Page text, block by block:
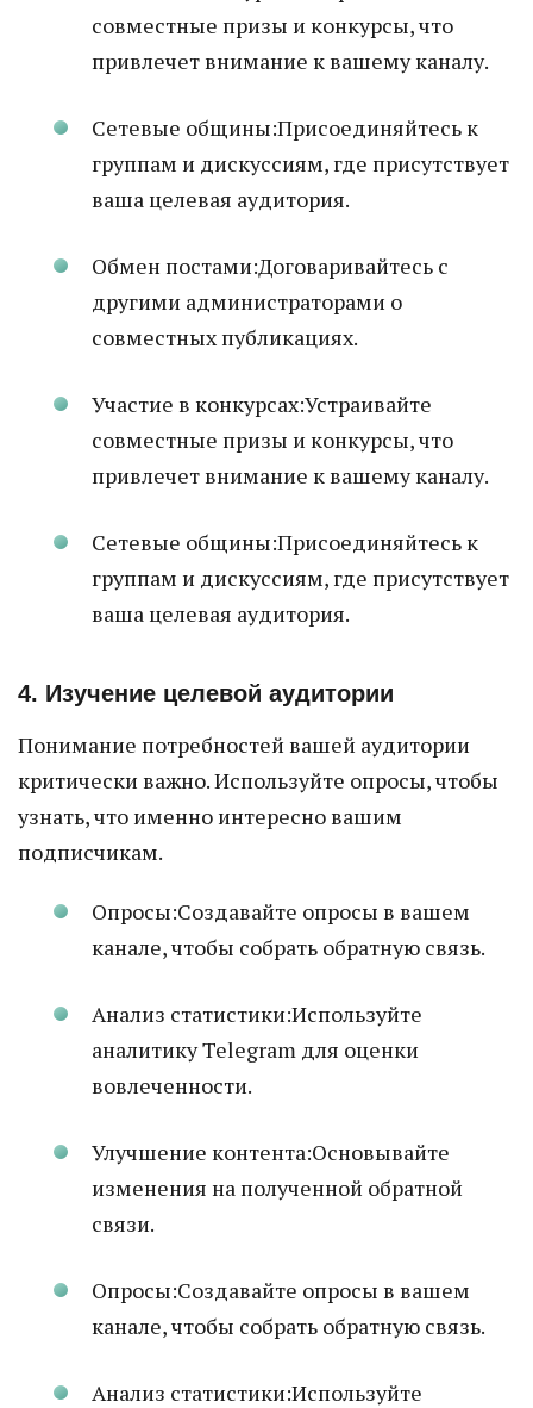
совместные призы и конкурсы, что
привлечет внимание к вашему каналу.
Сетевые общины:Присоединяйтесь к
группам и дискуссиям, где присутствует
ваша целевая аудитория.
Обмен постами:Договаривайтесь с
другими администраторами о
совместных публикациях.
Участие в конкурсах:Устраивайте
совместные призы и конкурсы, что
привлечет внимание к вашему каналу.
Сетевые общины:Присоединяйтесь к
группам и дискуссиям, где присутствует
ваша целевая аудитория.
4. Изучение целевой аудитории
Понимание потребностей вашей аудитории
критически важно. Используйте опросы, чтобы
узнать, что именно интересно вашим
подписчикам.
Опросы:Создавайте опросы в вашем
канале, чтобы собрать обратную связь.
Анализ статистики:Используйте
аналитику Telegram для оценки
вовлеченности.
Улучшение контента:Основывайте
изменения на полученной обратной
связи.
Опросы:Создавайте опросы в вашем
канале, чтобы собрать обратную связь.
Анализ статистики:Используйте